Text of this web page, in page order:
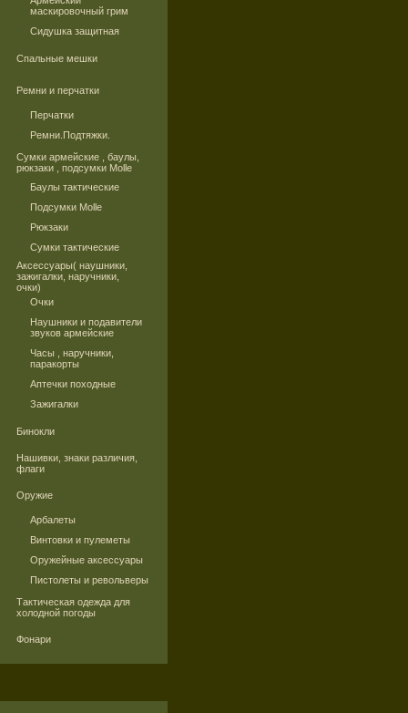
маскировочный грим
Сидушка защитная
Спальные мешки
Ремни и перчатки
Перчатки
Ремни.Подтяжки.
Сумки армейские , баулы,
рюкзаки , подсумки Molle
Баулы тактические
Подсумки Molle
Рюкзаки
Сумки тактические
Аксессуары( наушники,
зажигалки, наручники,
очки)
Очки
Наушники и подавители
звуков армейские
Часы , наручники,
паракорты
Аптечки походные
Зажигалки
Бинокли
Нашивки, знаки различия,
флаги
Оружие
Арбалеты
Винтовки и пулеметы
Оружейные аксессуары
Пистолеты и револьверы
Тактическая одежда для
холодной погоды
Фонари